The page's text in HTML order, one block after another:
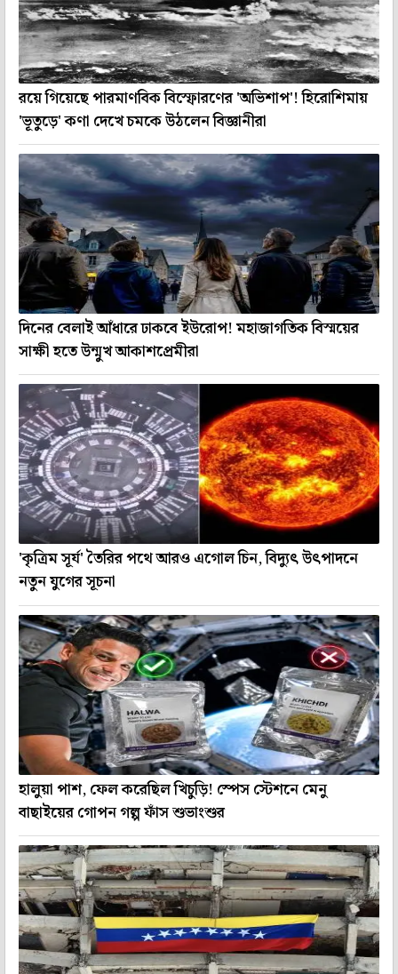
রয়ে গিয়েছে পারমাণবিক বিস্ফোরণের 'অভিশাপ'! হিরোশিমায়
'ভূতুড়ে' কণা দেখে চমকে উঠলেন বিজ্ঞানীরা
দিনের বেলাই আঁধারে ঢাকবে ইউরোপ! মহাজাগতিক বিস্ময়ের
সাক্ষী হতে উন্মুখ আকাশপ্রেমীরা
'কৃত্রিম সূর্য' তৈরির পথে আরও এগোল চিন, বিদ্যুৎ উৎপাদনে
নতুন যুগের সূচনা
হালুয়া পাশ, ফেল করেছিল খিচুড়ি! স্পেস স্টেশনে মেনু
বাছাইয়ের গোপন গল্প ফাঁস শুভাংশুর